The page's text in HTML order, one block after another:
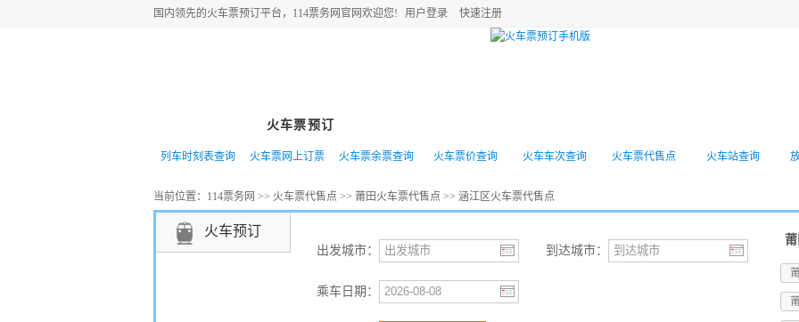
国内领先的火车票预订平台，114票务网官网欢迎您! 用户登录 快速注册
火车票预订
列车时刻表查询 火车票网上订票 火车票余票查询 火车票价查询 火车车次查询 火车票代售点 火车站查询
当前位置： 114票务网 >> 火车票代售点 >> 莆田火车票代售点 >> 涵江区火车票代售点
火车预订
出发城市： 到达城市：
乘车日期：